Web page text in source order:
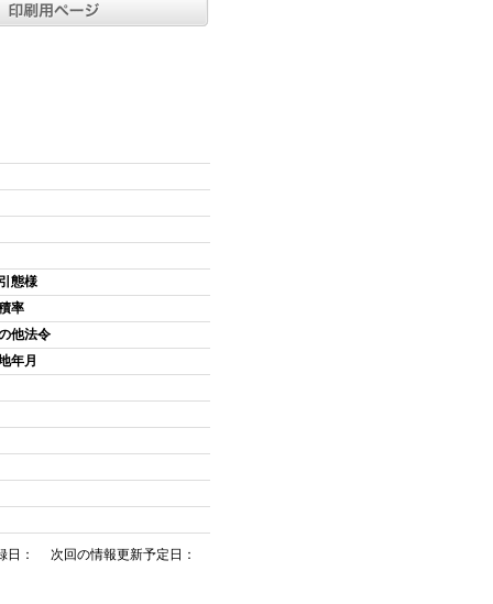
態様
率
他法令
年月
日： 次回の情報更新予定日：